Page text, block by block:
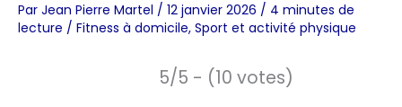
Par Jean Pierre Martel / 12 janvier 2026 / 4 minutes de
lecture / Fitness à domicile, Sport et activité physique
5/5 - (10 votes)